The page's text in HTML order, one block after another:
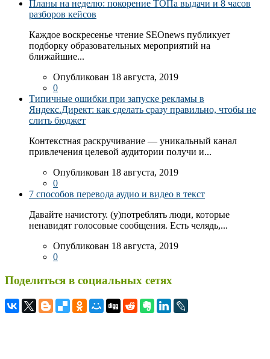
Планы на неделю: покорение ТОПа выдачи и 8 часов
разборов кейсов
Каждое воскресенье чтение SEOnews публикует
подборку образовательных мероприятий на
ближайшие...
Опубликован 18 августа, 2019
0
Типичные ошибки при запуске рекламы в
Яндекс.Директ: как сделать сразу правильно, чтобы не
слить бюджет
Контекстная раскручивание — уникальный канал
привлечения целевой аудитории получи и...
Опубликован 18 августа, 2019
0
7 способов перевода аудио и видео в текст
Давайте начистоту. (у)потреблять люди, которые
ненавидят голосовые сообщения. Есть челядь,...
Опубликован 18 августа, 2019
0
Поделиться в социальных сетях